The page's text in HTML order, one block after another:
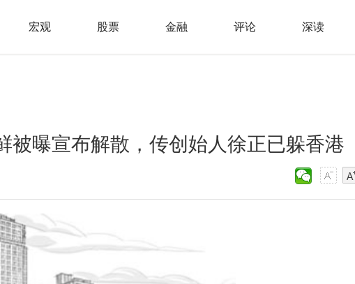
宏观 股票 金融 评论 深读
被曝宣布解散，传创始人徐正已躲香港